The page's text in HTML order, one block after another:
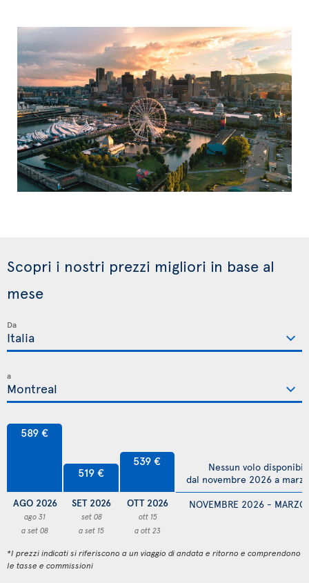
Scopri i nostri prezzi migliori in base al
mese
Da
a
589 €
AGO 2026
ago 31
a set 08
519 €
SET 2026
set 08
a set 15
539 €
OTT 2026
ott 15
a ott 23
NOVEMBRE 2026 -
Nessun volo
dal novembre 2026 a
*I prezzi indicati si riferiscono a un viaggio di andata e ritorno e comprendono
le tasse e commissioni